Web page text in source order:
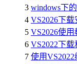
3 windows下
4 VS2026下
5 VS2026使用
6 VS2022下载
7 使用